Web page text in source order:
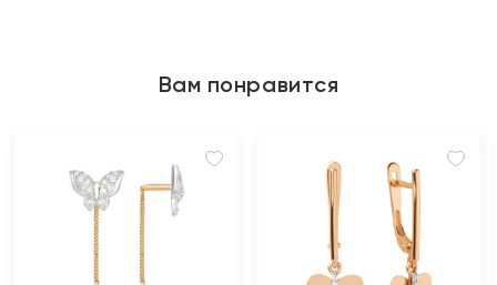
Вам понравится